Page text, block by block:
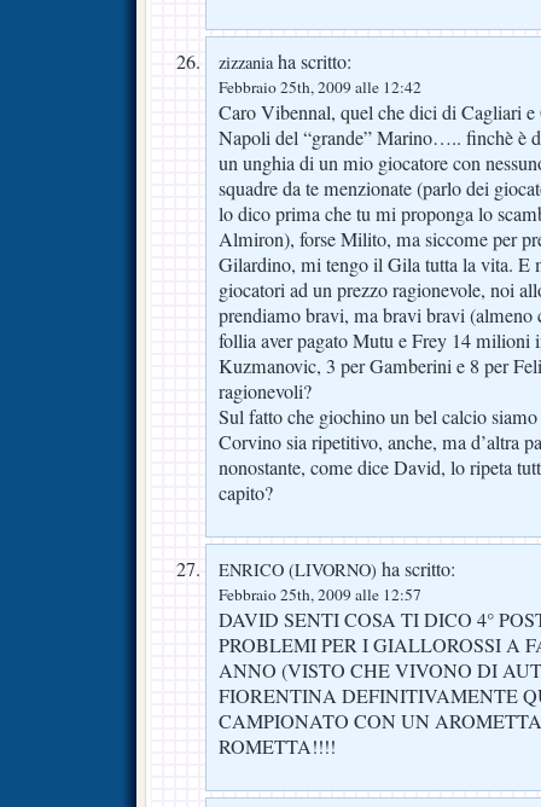
zizzaniaha scritto:
Febbraio 25th, 2009 alle 12:42
Caro Vibennal, quel che dici di Cagliari e
Napoli del “grande” Marino….. finchè è
un unghia di un mio giocatore con
squadre da te menzionate (parlo dei
lo dico prima che tu mi proponga lo
Almiron), forse Milito, ma siccome per
Gilardino, mi tengo il Gila tutta la vita. E
giocatori ad un prezzo ragionevole, noi
prendiamo bravi, ma bravi bravi (almeno
follia aver pagato Mutu e Frey 14 milioni
Kuzmanovic, 3 per Gamberini e 8 per
ragionevoli?
Sul fatto che giochino un bel calcio
Corvino sia ripetitivo, anche, ma d’altra
nonostante, come dice David, lo ripeta
capito?
ENRICO (LIVORNO) ha scritto:
Febbraio 25th, 2009 alle 12:57
DAVID SENTI COSA TI DICO 4°
PROBLEMI PER I GIALLOROSSI A
ANNO (VISTO CHE VIVONO DI
FIORENTINA DEFINITIVAMENTE
CAMPIONATO CON UN
ROMETTA!!!!